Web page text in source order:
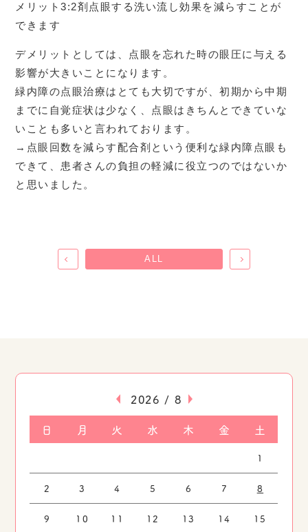
メリット3:2剤点眼する洗い流し効果を減らすことが
できます
デメリットとしては、点眼を忘れた時の眼圧に与える
影響が大きいことになります。
緑内障の点眼治療はとても大切ですが、初期から中期
までに自覚症状は少なく、点眼はきちんとできていな
いことも多いと言われております。
→点眼回数を減らす配合剤という便利な緑内障点眼も
できて、患者さんの負担の軽減に役立つのではないか
と思いました。
ALL
«
2026 / 8
日 月 火 水 木 金 土
1
2 3 4 5 6 7 8
9 10 11 12 13 14 15